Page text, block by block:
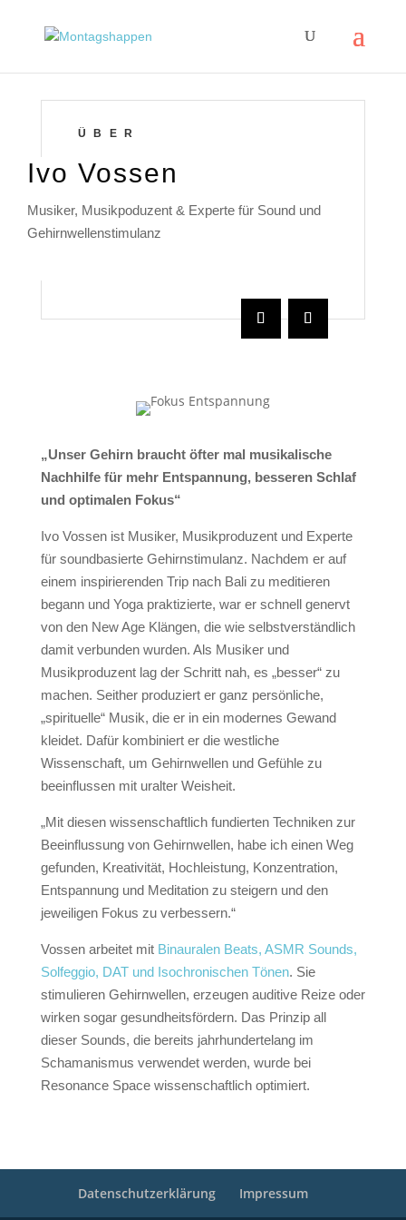
ÜBER
Ivo Vossen
Musiker, Musikpoduzent & Experte für Sound und
Gehirnwellenstimulanz
„Unser Gehirn braucht öfter mal musikalische
Nachhilfe für mehr Entspannung, besseren Schlaf
und optimalen Fokus“
Ivo Vossen ist Musiker, Musikproduzent und Experte
für soundbasierte Gehirnstimulanz. Nachdem er auf
einem inspirierenden Trip nach Bali zu meditieren
begann und Yoga praktizierte, war er schnell genervt
von den New Age Klängen, die wie selbstverständlich
damit verbunden wurden. Als Musiker und
Musikproduzent lag der Schritt nah, es „besser“ zu
machen. Seither produziert er ganz persönliche,
„spirituelle“ Musik, die er in ein modernes Gewand
kleidet. Dafür kombiniert er die westliche
Wissenschaft, um Gehirnwellen und Gefühle zu
beeinflussen mit uralter Weisheit.
„Mit diesen wissenschaftlich fundierten Techniken zur
Beeinflussung von Gehirnwellen, habe ich einen Weg
gefunden, Kreativität, Hochleistung, Konzentration,
Entspannung und Meditation zu steigern und den
jeweiligen Fokus zu verbessern.“
Vossen arbeitet mit Binauralen Beats, ASMR Sounds,
Solfeggio, DAT und Isochronischen Tönen. Sie
stimulieren Gehirnwellen, erzeugen auditive Reize oder
wirken sogar gesundheitsfördern. Das Prinzip all
dieser Sounds, die bereits jahrhundertelang im
Schamanismus verwendet werden, wurde bei
Resonance Space wissenschaftlich optimiert.
Datenschutzerklärung Impressum